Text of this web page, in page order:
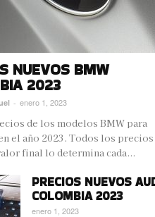
NUEVOS BMW
2023
- enero 1, 2023
de los modelos BMW para
el año 2023. Todos los
final lo determina cada...
PRECIOS NUEVOS
COLOMBIA 2023
enero 1, 2023